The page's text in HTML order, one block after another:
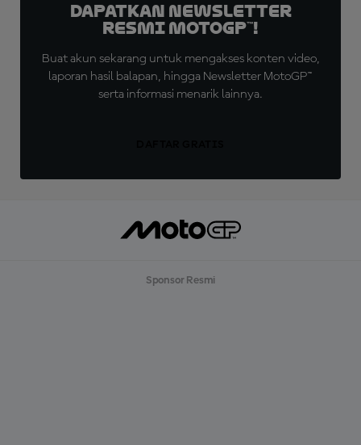
Dapatkan Newsletter
Resmi MotoGP™!
Buat akun sekarang untuk mengakses konten video,
laporan hasil balapan, hingga Newsletter MotoGP™
serta informasi menarik lainnya.
Sponsor Resmi